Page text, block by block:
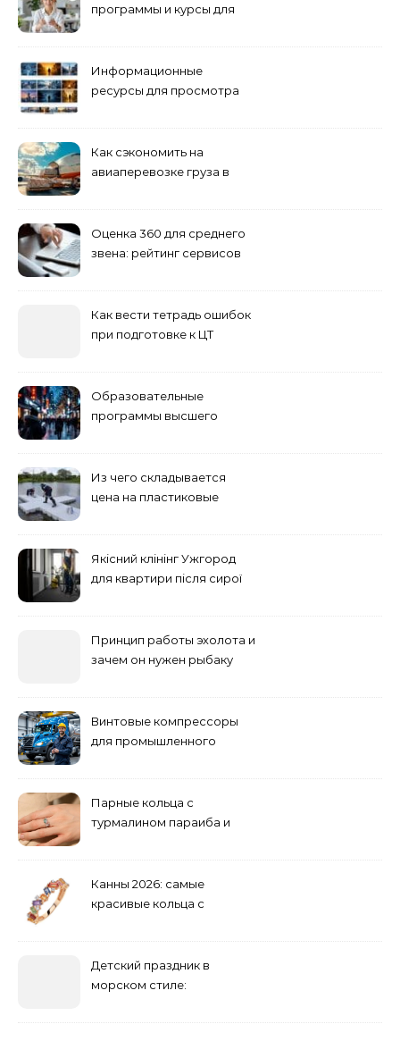
программы и курсы для
Информационные
ресурсы для просмотра
Как сэкономить на
авиаперевозке груза в
Оценка 360 для среднего
звена: рейтинг сервисов
Как вести тетрадь ошибок
при подготовке к ЦТ
Образовательные
программы высшего
Из чего складывается
цена на пластиковые
Якісний клінінг Ужгород
для квартири після сирої
Принцип работы эхолота и
зачем он нужен рыбаку
Винтовые компрессоры
для промышленного
Парные кольца с
турмалином параиба и
Канны 2026: самые
красивые кольца с
Детский праздник в
морском стиле: